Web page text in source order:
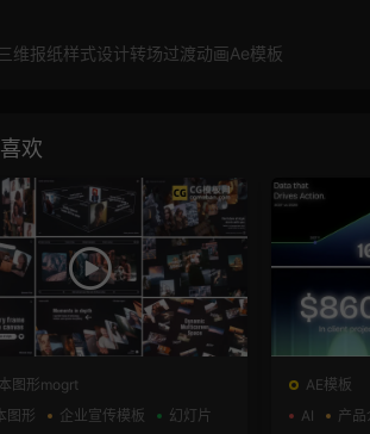
维报纸样式设计转场过渡动画Ae模板
欢
图形mogrt
图形
企业宣传模板 幻灯片
AE模板
AI
产品